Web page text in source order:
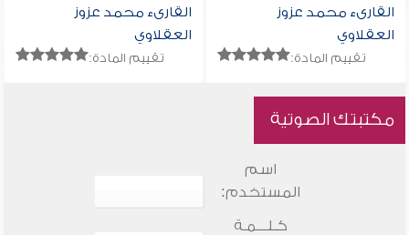
القارىء محمد عزوز
العقلاوي
تقييم المادة:
القارىء محمد عزوز
العقلاوي
تقييم المادة:
مكتبتك الصوتية
اسم
المستخدم:
كـلـــمـة